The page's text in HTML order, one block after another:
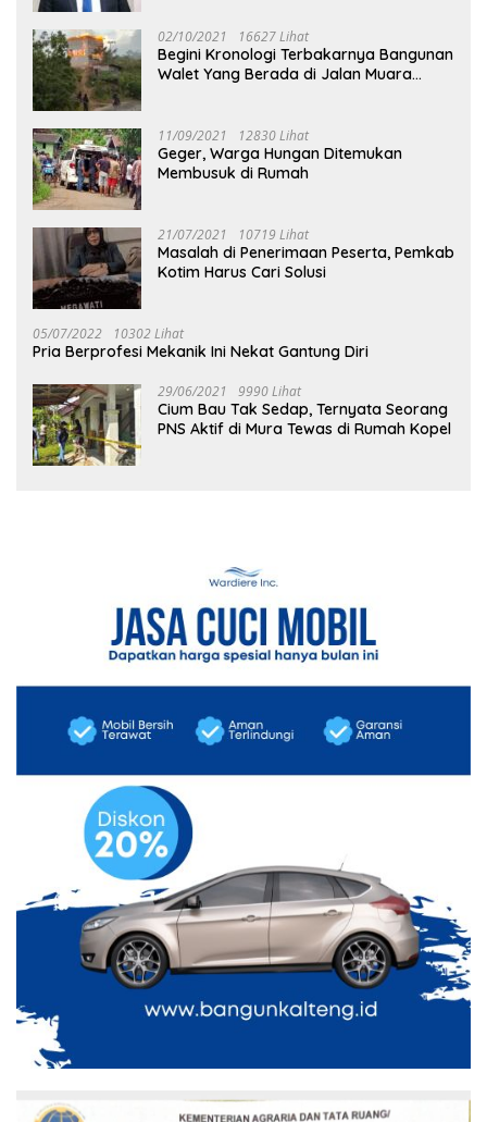
02/10/2021 16627 Lihat
Begini Kronologi Terbakarnya Bangunan
Walet Yang Berada di Jalan Muara
11/09/2021 12830 Lihat
Geger, Warga Hungan Ditemukan
Membusuk di Rumah
21/07/2021 10719 Lihat
Masalah di Penerimaan Peserta, Pemkab
Kotim Harus Cari Solusi
05/07/2022 10302 Lihat
Pria Berprofesi Mekanik Ini Nekat Gantung Diri
29/06/2021 9990 Lihat
Cium Bau Tak Sedap, Ternyata Seorang
PNS Aktif di Mura Tewas di Rumah Kopel